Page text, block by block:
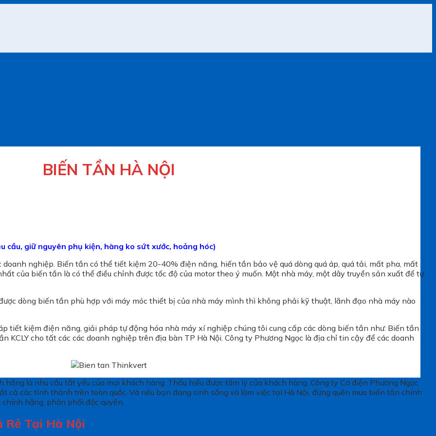
BIẾN TẦN HÀ NỘI
giữ nguyên phụ kiện, hàng ko sứt xước, hoảng hóc)
nghiệp. Biến tần có thể tiết kiệm 20-40% điện năng, hiến tần bảo vệ quá dòng quá áp, quá tải, mất pha, mất
của biến tần là có thể điều chỉnh được tốc độ của motor theo ý muốn. Một nhà máy, một dây truyền sản xuất để tự
dòng biến tần phù hợp với máy móc thiết bị của nhà máy mình thì không phải kỹ thuật, lãnh đạo nhà máy nào
tiết kiệm điện năng, giải pháp tự động hóa nhà máy xí nghiệp chúng tôi cung cấp các dòng biến tần như: Biến tần
cho tất các các doanh nghiệp trên địa bàn TP Hà Nội. Công ty Phương Ngọc là địa chỉ tin cậy để các doanh
là nhu cầu tất yếu của mọi khách hàng. Thấu hiểu được tâm lý của khách hàng, Công ty Cơ điện Phương Ngọc
cả các tỉnh thành trên toàn quốc. Và nếu bạn đang sinh sống và làm việc tại Hà Nội, đừng quên mua biến tần chính
hãng, phân phối độc quyền.
Rẻ Tại Hà Nội